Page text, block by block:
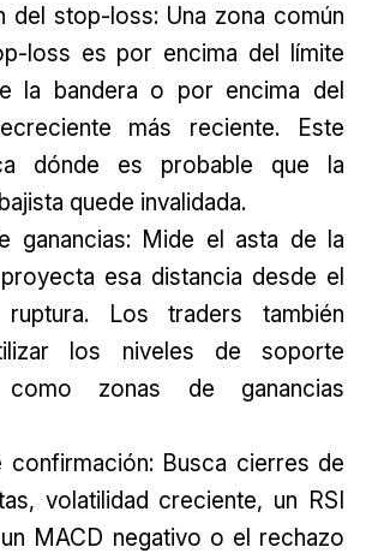
del stop-loss: Una zona común
loss es por encima del límite
la bandera o por encima del
más reciente. Este
dónde es probable que la
quede invalidada.
ganancias: Mide el asta de la
esa distancia desde el
Los traders también
los niveles de soporte
como zonas de ganancias
confirmación: Busca cierres de
volatilidad creciente, un RSI
MACD negativo o el rechazo